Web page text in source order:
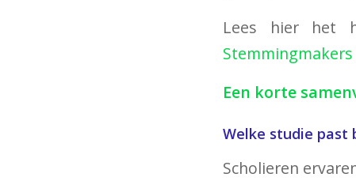
Lees hier het
Stemmingmakers
Een korte
Welke studie past
Scholieren